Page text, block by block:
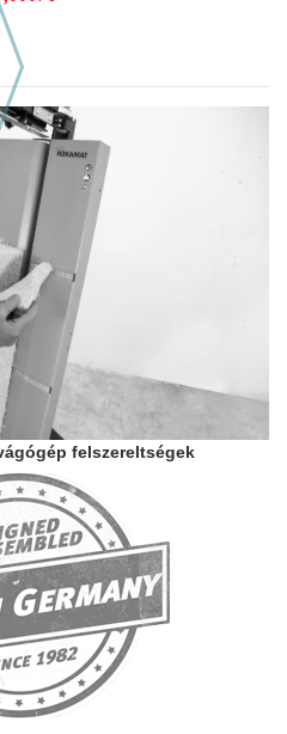
Következő hasonló
felszereltségek